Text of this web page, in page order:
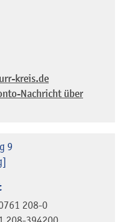
kreis.de
Nachricht über
9
208-0